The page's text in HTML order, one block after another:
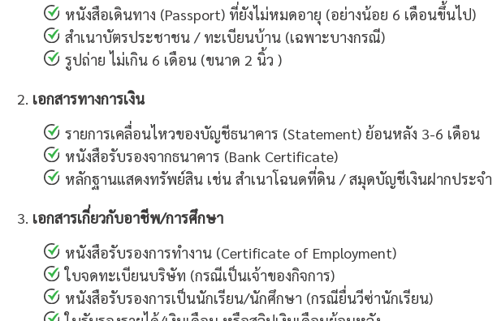
หนังสือเดินทาง (Passport) ที่ยังไม่หมดอายุ (อย่างน้อย 6 เดือนขึ้นไป)
สำเนาบัตรประชาชน / ทะเบียนบ้าน (เฉพาะบางกรณี)
รูปถ่าย ไม่เกิน 6 เดือน (ขนาด 2 นิ้ว )
เอกสารทางการเงิน
รายการเคลื่อนไหวของบัญชีธนาคาร (Statement) ย้อนหลัง 3-6 เดือน
หนังสือรับรองจากธนาคาร (Bank Certificate)
หลักฐานแสดงทรัพย์สิน เช่น สำเนาโฉนดที่ดิน / สมุดบัญชีเงินฝากประจำ
เอกสารเกี่ยวกับอาชีพ/การศึกษา
หนังสือรับรองการทำงาน (Certificate of Employment)
ใบจดทะเบียนบริษัท (กรณีเป็นเจ้าของกิจการ)
หนังสือรับรองการเป็นนักเรียน/นักศึกษา (กรณียื่นวีซ่านักเรียน)